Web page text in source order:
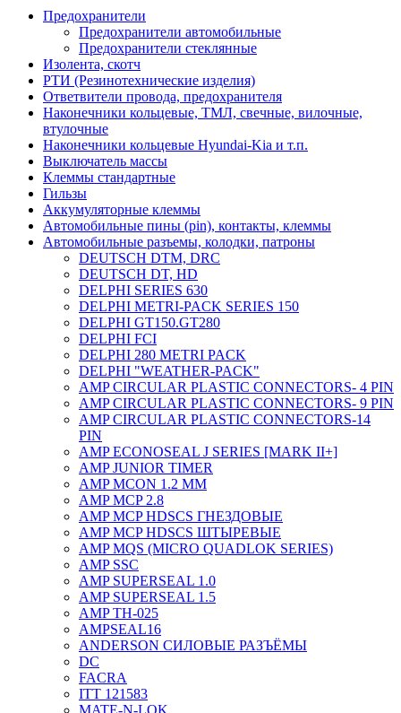
Предохранители
Предохранители автомобильные
Предохранители стеклянные
Изолента, скотч
РТИ (Резинотехнические изделия)
Ответвители провода, предохранителя
Наконечники кольцевые, ТМЛ, свечные, вилочные,
втулочные
Наконечники кольцевые Hyundai-Kia и т.п.
Выключатель массы
Клеммы стандартные
Гильзы
Аккумуляторные клеммы
Автомобильные пины (pin), контакты, клеммы
Автомобильные разъемы, колодки, патроны
DEUTSCH DTM, DRC
DEUTSCH DT, HD
DELPHI SERIES 630
DELPHI METRI-PACK SERIES 150
DELPHI GT150.GT280
DELPHI FCI
DELPHI 280 METRI PACK
DELPHI "WEATHER-PACK"
AMP CIRCULAR PLASTIC CONNECTORS- 4 PIN
AMP CIRCULAR PLASTIC CONNECTORS- 9 PIN
AMP CIRCULAR PLASTIC CONNECTORS-14
PIN
AMP ECONOSEAL J SERIES [MARK II+]
AMP JUNIOR TIMER
AMP MCON 1.2 MM
AMP MCP 2.8
AMP MCP HDSCS ГНЕЗДОВЫЕ
AMP MCP HDSCS ШТЫРЕВЫЕ
AMP MQS (MICRO QUADLOK SERIES)
AMP SSC
AMP SUPERSEAL 1.0
AMP SUPERSEAL 1.5
AMP ТН-025
AMPSEAL16
ANDERSON СИЛОВЫЕ РАЗЪЁМЫ
DC
FACRA
ITT 121583